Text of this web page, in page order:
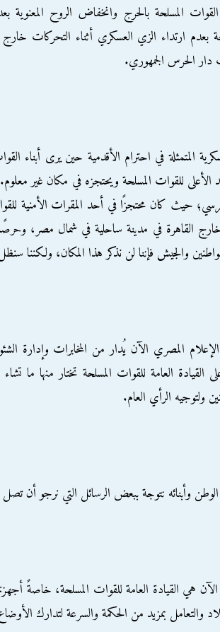
المسلحة بالحرج وانخفاض الروح المعنوية
بعدم ارتداء الزي العسكري أثناء التحركات
دار الحرس الجمهوري.
المتمثلة في احترام الأقدمية حين يرى أبناء
للقوات المسلحة ويحتجزه في مكان غير معلوم..
حيث كان محتجزًا في أحد المقرات الأمنية
خارج القاهرة في مدينة ساحلية في شمال مصر،
والجيش فإننا لن نذكر هذا المكان، ولكننا
المصري الآن يُدار من المخابرات وإدارة
القيادة العامة للقوات المسلحة تختار منها ما
ولتوجيه الرأي العام.
وأبنائه نتوجة ببعض الرسائل التي نرجو أن تصل
الآن هي القيادة العامة للقوات المسلحة، خاصةً
والتعامل بمزيد من الحكمة والسرعة لتدارك